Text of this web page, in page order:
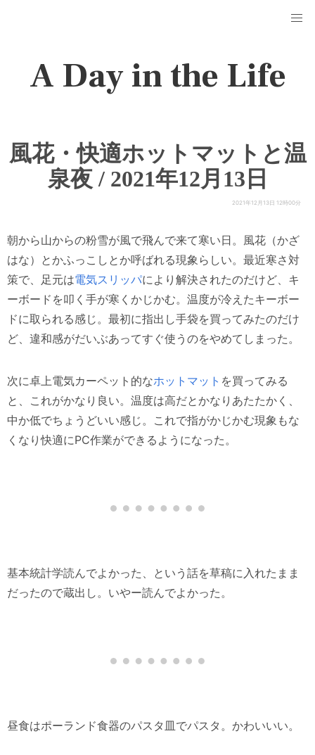
A Day in the Life
風花・快適ホットマットと温
泉夜 / 2021年12月13日
2021年12月13日 12時00分
朝から山からの粉雪が風で飛んで来て寒い日。風花（かざ
はな）とかふっこしとか呼ばれる現象らしい。最近寒さ対
策で、足元は電気スリッパにより解決されたのだけど、キ
ーボードを叩く手が寒くかじかむ。温度が冷えたキーボー
ドに取られる感じ。最初に指出し手袋を買ってみたのだけ
ど、違和感がだいぶあってすぐ使うのをやめてしまった。
次に卓上電気カーペット的なホットマット を買ってみる
と、これがかなり良い。温度は高だとかなりあたたかく、
中か低でちょうどいい感じ。これで指がかじかむ現象もな
くなり快適にPC作業ができるようになった。
基本統計学読んでよかった、という話を草稿に入れたまま
だったので蔵出し。いやー読んでよかった。
昼食はポーランド食器のパスタ皿でパスタ。かわいいい。